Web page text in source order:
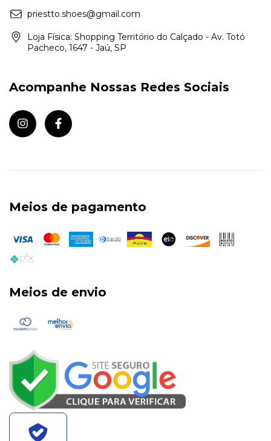
priestto.shoes@gmail.com
Loja Física: Shopping Território do Calçado - Av. Totó
Pacheco, 1647 - Jaú, SP
Acompanhe Nossas Redes Sociais
Meios de pagamento
Meios de envio